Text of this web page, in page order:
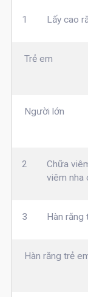
1 Lấy cao
Trẻ em
Người lớn
2
Chữa
viêm nha
3 Hàn răng
Hàn răng trẻ